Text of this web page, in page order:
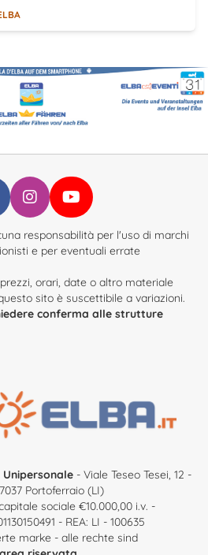
su Facebook
Infoelba su Instagram
Infoelba su YouTube
responsabilità per l'uso di marchi
e per eventuali errate
orari, date o altro materiale
sito è suscettibile a variazioni.
conferma alle strutture
Unipersonale - Viale Teseo Tesei, 12 -
Portoferraio (LI)
capitale sociale €10.000,00 i.v. -
- REA: LI - 100635
marke - alle rechte sind